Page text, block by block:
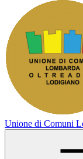
Unione di Comuni